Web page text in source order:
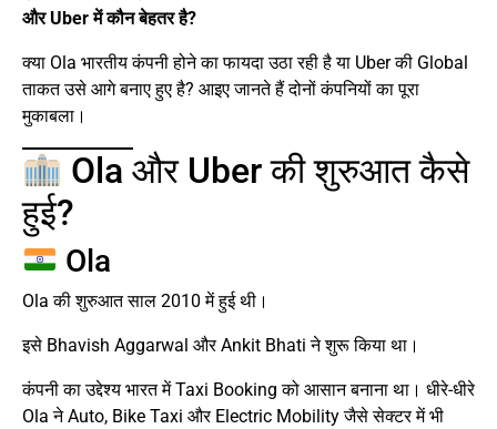
और Uber में कौन बेहतर है?
क्या Ola भारतीय कंपनी होने का फायदा उठा रही है या Uber की Global
ताकत उसे आगे बनाए हुए है? आइए जानते हैं दोनों कंपनियों का पूरा
मुकाबला।
Ola और Uber की शुरुआत कैसे
हुई?
Ola
Ola की शुरुआत साल 2010 में हुई थी।
इसे Bhavish Aggarwal और Ankit Bhati ने शुरू किया था।
कंपनी का उद्देश्य भारत में Taxi Booking को आसान बनाना था। धीरे-धीरे
Ola ने Auto, Bike Taxi और Electric Mobility जैसे सेक्टर में भी